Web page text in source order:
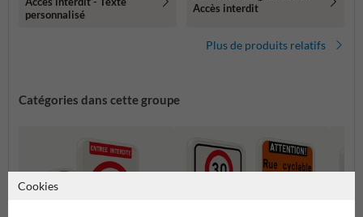
personnalisé
Accès interdit
Plus de produits relatifs
Catégories dans cette groupe
Cookies